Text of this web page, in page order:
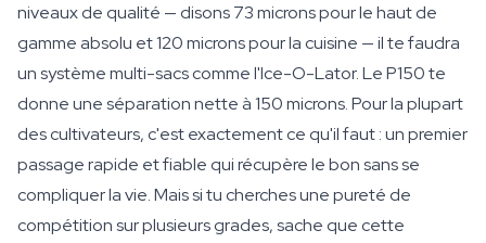
niveaux de qualité — disons 73 microns pour le haut de
gamme absolu et 120 microns pour la cuisine — il te faudra
un système multi-sacs comme l'Ice-O-Lator. Le P150 te
donne une séparation nette à 150 microns. Pour la plupart
des cultivateurs, c'est exactement ce qu'il faut : un premier
passage rapide et fiable qui récupère le bon sans se
compliquer la vie. Mais si tu cherches une pureté de
compétition sur plusieurs grades, sache que cette